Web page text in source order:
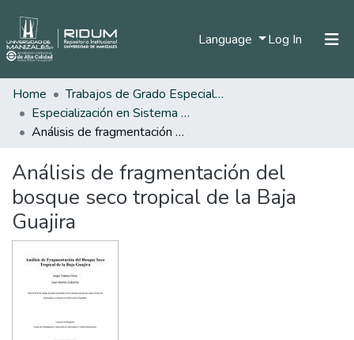
Language Log In (current)
Home
Trabajos de Grado Especializaciones
Especialización en Sistema de Información Geográfica
Análisis de fragmentación del bosque seco tropical de la Baja Guajira
Análisis de fragmentación del
bosque seco tropical de la Baja
Guajira